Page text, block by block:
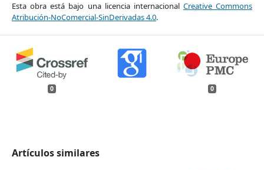
Esta obra está bajo una licencia internacional Creative Commons
Atribución-NoComercial-SinDerivadas 4.0.
0 0
Artículos similares